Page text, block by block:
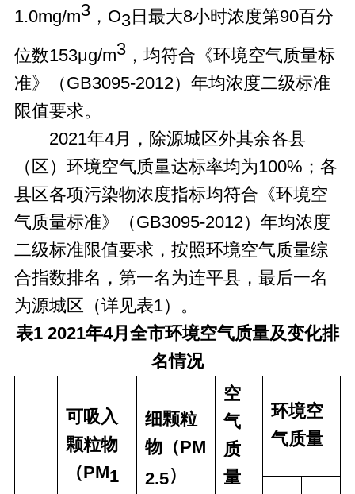
1.0mg/m3，O3 日最大8小时浓度第90百分
位数153μg/m3，均符合《环境空气质量标
准》（GB3095-2012）年均浓度二级标准
限值要求。
2021年4月，除源城区外其余各县
（区）环境空气质量达标率均为100%；各
县区各项污染物浓度指标均符合《环境空
气质量标准》（GB3095-2012）年均浓度
二级标准限值要求，按照环境空气质量综
合指数排名，第一名为连平县，最后一名
为源城区（详见表1）。
表1 2021年4月全市环境空气质量及变化排
名情况
可吸入
颗粒物
（PM1
细颗粒
物（PM
2.5）
空
气
质
量
环境空
气质量